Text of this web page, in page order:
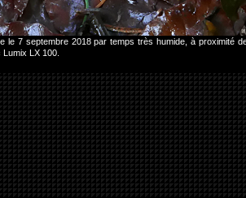
le 7 septembre 2018 par temps très humide, à proximité
LX 100.